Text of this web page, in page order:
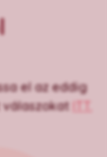
el az eddig